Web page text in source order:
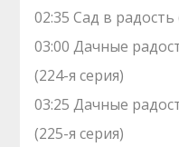
02:35 Сад в радость
03:00 Дачные
(224-я серия)
03:25 Дачные
(225-я серия)